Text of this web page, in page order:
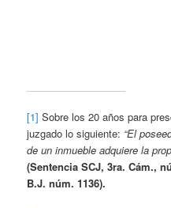
[1] Sobre los 20 años para
juzgado lo siguiente: “El
de un inmueble adquiere la
(Sentencia SCJ, 3ra. Cám.,
B.J. núm. 1136).